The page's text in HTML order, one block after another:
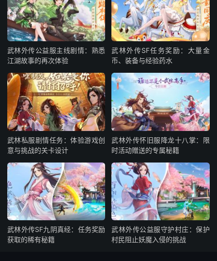
武林外传公益服主线剧情：熟悉
江湖故事的再次体验
武林外传SF任务奖励：大量金
币、装备与经验药水
武林私服剧情任务：体验游戏创
意与挑战的关卡设计
武林外传怀旧服降龙十八掌：限
时活动赠送的专属秘籍
武林外传SF九阴真经：任务奖励
获取的稀有秘籍
武林外传公益服守护村庄：保护
村民阻止妖魔入侵的挑战